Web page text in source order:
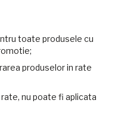
toate produsele cu
produselor in rate
nu poate fi aplicata